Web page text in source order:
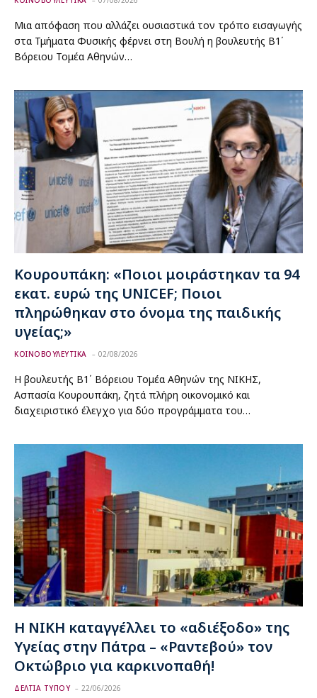
Μια απόφαση που αλλάζει ουσιαστικά τον τρόπο εισαγωγής
στα Τμήματα Φυσικής φέρνει στη Βουλή η βουλευτής Β1΄
Βόρειου Τομέα Αθηνών…
Κουρουπάκη: «Ποιοι μοιράστηκαν τα 94
εκατ. ευρώ της UNICEF; Ποιοι
πληρώθηκαν στο όνομα της παιδικής
υγείας;»
ΚΟΙΝΟΒΟΥΛΕΥΤΙΚΑ 02/08/2026
Η βουλευτής Β1΄ Βόρειου Τομέα Αθηνών της ΝΙΚΗΣ,
Ασπασία Κουρουπάκη, ζητά πλήρη οικονομικό και
διαχειριστικό έλεγχο για δύο προγράμματα του…
Η ΝΙΚΗ καταγγέλλει το «αδιέξοδο» της
Υγείας στην Πάτρα – «Ραντεβού» τον
Οκτώβριο για καρκινοπαθή!
ΔΕΛΤΙΑ ΤΥΠΟΥ 22/06/2026